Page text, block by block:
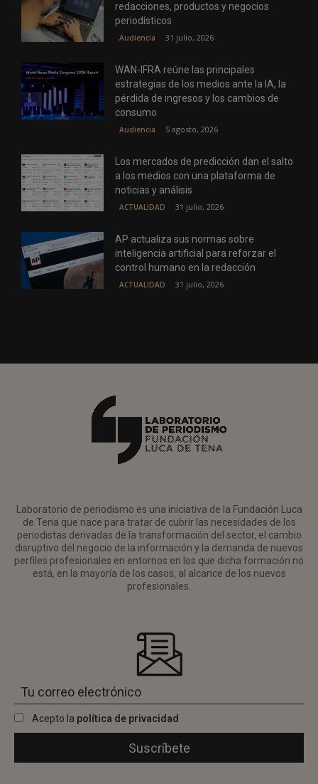
redacciones, productos y negocios
periodísticos
Audiencia 31 julio, 2026
WAN-IFRA reúne las principales
estrategias de los medios ante la IA, la
pérdida de ingresos y los cambios de
consumo
Audiencia 5 agosto, 2026
Los mercados de predicción dan el salto
a los medios con una plataforma de
noticias y análisis
ACTUALIDAD 31 julio, 2026
AP actualiza sus normas sobre
inteligencia artificial para reforzar el
control humano en la redacción
ACTUALIDAD 31 julio, 2026
Laboratorio de periodismo es una iniciativa de la Fundación Luca
de Tena que nace para tratar de cubrir las necesidades de los
periodistas derivadas de la transformación del sector, el cambio
disruptivo del negocio de la información y la demanda de nuevos
perfiles profesionales en entornos en los que dicha formación no
está, en la mayoría de los casos, al alcance de los nuevos
profesionales.
Acepto la política de privacidad